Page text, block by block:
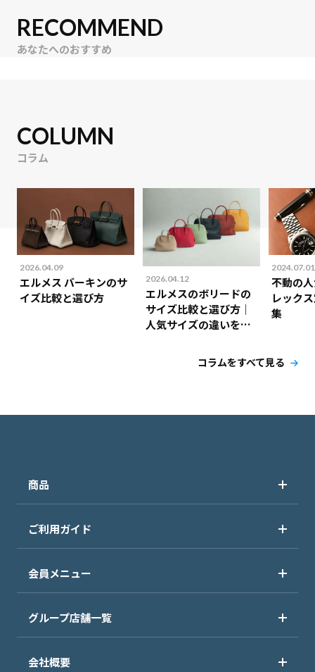
RECOMMEND
あなたへのおすすめ
COLUMN
コラム
2026.04.09
エルメス バーキンのサ
イズ比較と選び方
2026.04.12
エルメスのボリードの
サイズ比較と選び方｜
人気サイズの違いを解
2024.07.01
不動の
レック
集
コラムをすべて見る
商品
ご利用ガイド
会員メニュー
グループ店舗一覧
会社概要